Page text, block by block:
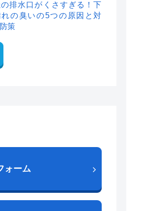
排水口がくさすぎる！下
の臭いの5つの原因と対
策
ォーム